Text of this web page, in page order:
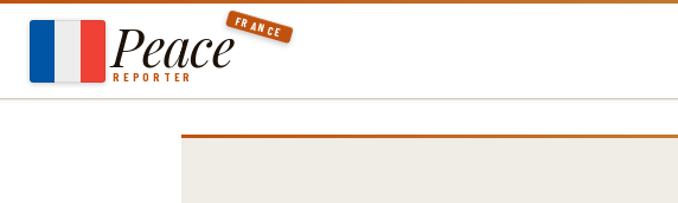
Aller
contenu
Peace
REPORTER
FRANCE